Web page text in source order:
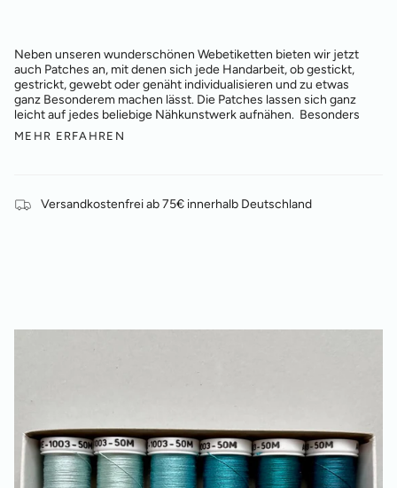
Neben unseren wunderschönen Webetiketten bieten wir jetzt
auch Patches an, mit denen sich jede Handarbeit, ob gestickt,
gestrickt, gewebt oder genäht individualisieren und zu etwas
ganz Besonderem machen lässt. Die Patches lassen sich ganz
leichtauf jedes beliebige Nähkunstwerk aufnähen. Besonders
MEHR ERFAHREN
Versandkostenfrei ab 75€ innerhalb Deutschland